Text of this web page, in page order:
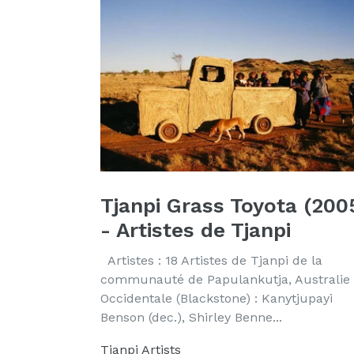
Tjanpi Grass Toyota
- Artistes de Tjanpi
Artistes : 18 Artistes de Tjanpi de la
communauté de Papulankutja, Australie
Occidentale (Blackstone) : Kanytjupayi
Benson (dec.), Shirley Benne...
Tjanpi Artists